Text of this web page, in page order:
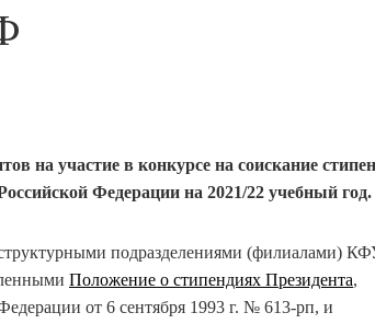
на участие в конкурсе на соискание
Федерации на 2021/22 учебный год.
подразделениями (филиалами)
Положение о стипендиях Президента,
от 6 сентября 1993 г. № 613-рп, и